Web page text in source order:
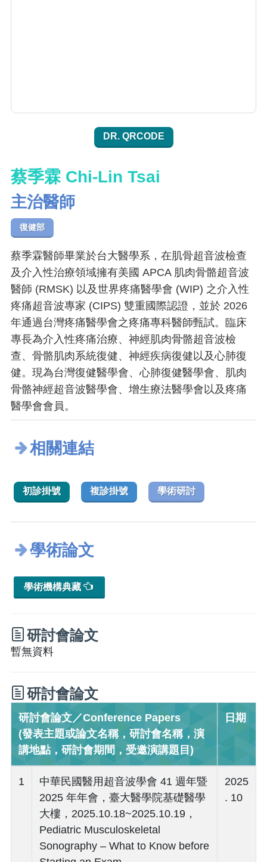
DR. QRCODE
蔡季霖 Chi-Lin Tsai
主治醫師
復健部
蔡季霖醫師畢業於台大醫學系，在肌骨超音波檢查
及介入性治療領域擁有美國 APCA 肌肉骨骼超音波
醫師 (RMSK) 以及世界疼痛醫學會 (WIP) 之介入性
疼痛超音波專家 (CIPS) 雙重國際認證，並於 2026
年通過台灣疼痛醫學會之疼痛專科醫師甄試。臨床
專長為介入性疼痛治療、神經肌肉骨骼超音波檢
查、骨骼肌肉系統復健、神經疾病復健以及心肺復
健。現為台灣復健醫學會、心肺復健醫學會、肌肉
骨骼神經超音波醫學會、增生療法醫學會以及疼痛
醫學會會員。
相關連結
初診掛號 複診掛號 學術研討
學術論文
學術機構典藏
研討會論文
暫無資料
研討會論文
研討會論文／Conference Papers
(發表主題或論文名稱，研討會名稱，演
講地點，研討會期間，受邀演講題目)
日期
1
中華民國醫用超音波學會 41 週年暨
2025 年年會，臺大醫學院基礎醫學
大樓，2025.10.18~2025.10.19，
Pediatric Musculoskeletal
Sonography – What to Know before
2025
. 10